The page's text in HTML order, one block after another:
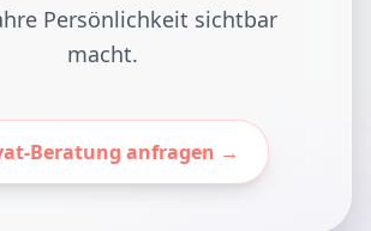
Persönlichkeit sichtbar
macht.
Beratung anfragen →